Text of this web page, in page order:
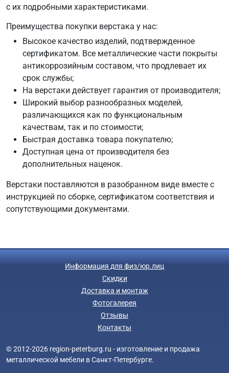
с их подробными характеристиками.
Преимущества покупки верстака у нас:
Высокое качество изделий, подтвержденное
сертификатом. Все металлические части покрыты
антикоррозийным составом, что продлевает их
срок службы;
На верстаки действует гарантия от производителя;
Широкий выбор разнообразных моделей,
различающихся как по функциональным
качествам, так и по стоимости;
Быстрая доставка товара покупателю;
Доступная цена от производителя без
дополнительных наценок.
Верстаки поставляются в разобранном виде вместе с
инструкцией по сборке, сертификатом соответствия и
сопутствующими документами.
Информация для физ/юр.лиц
Скидки
Доставка и монтаж
Фотогалерея
Отзывы
Контакты
© 2012-2026 region-peterburg.ru - изготовление и продажа
металлической мебели в Санкт-Петербурге.